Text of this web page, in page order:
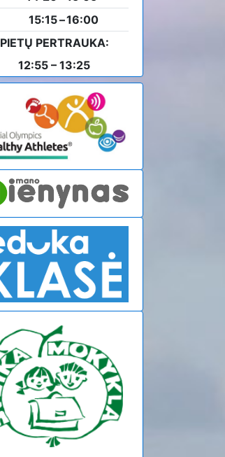
15:15–16:00
PIETŲ PERTRAUKA:
12:55 – 13:25